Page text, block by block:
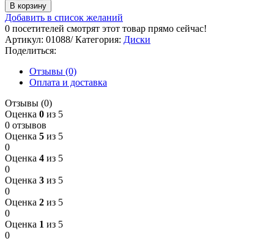
В корзину
Добавить в список желаний
0 посетителей смотрят этот товар прямо сейчас!
Артикул: 01088/Категория: Диски
Поделиться:
Отзывы (0)
Оплата и доставка
Отзывы (0)
Оценка 0 из 5
0 отзывов
Оценка 5 из 5
0
Оценка 4 из 5
0
Оценка 3 из 5
0
Оценка 2 из 5
0
Оценка 1 из 5
0